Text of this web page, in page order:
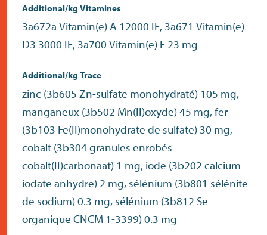
Additional/kg Vitamines
3a672a Vitamin(e) A 12000 IE, 3a671 Vitamin(e)
D3 3000 IE, 3a700 Vitamin(e) E 23 mg
Additional/kg Trace
zinc (3b605 Zn-sulfate monohydraté) 105 mg,
manganeux (3b502 Mn(II)oxyde) 45 mg, fer
(3b103 Fe(II)monohydrate de sulfate) 30 mg,
cobalt (3b304 granules enrobés
cobalt(II)carbonaat) 1 mg, iode (3b202 calcium
iodate anhydre) 2 mg, sélénium (3b801 sélénite
de sodium) 0.3 mg, sélénium (3b812 Se-
organique CNCM 1-3399) 0.3 mg